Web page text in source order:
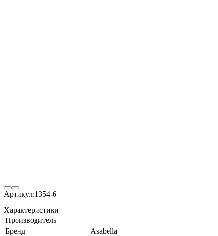
Артикул:1354-6
Характеристики
Производитель
Бренд
Asabella